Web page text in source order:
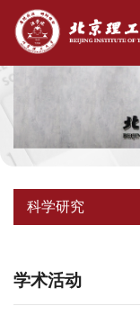
科学研究
学术活动